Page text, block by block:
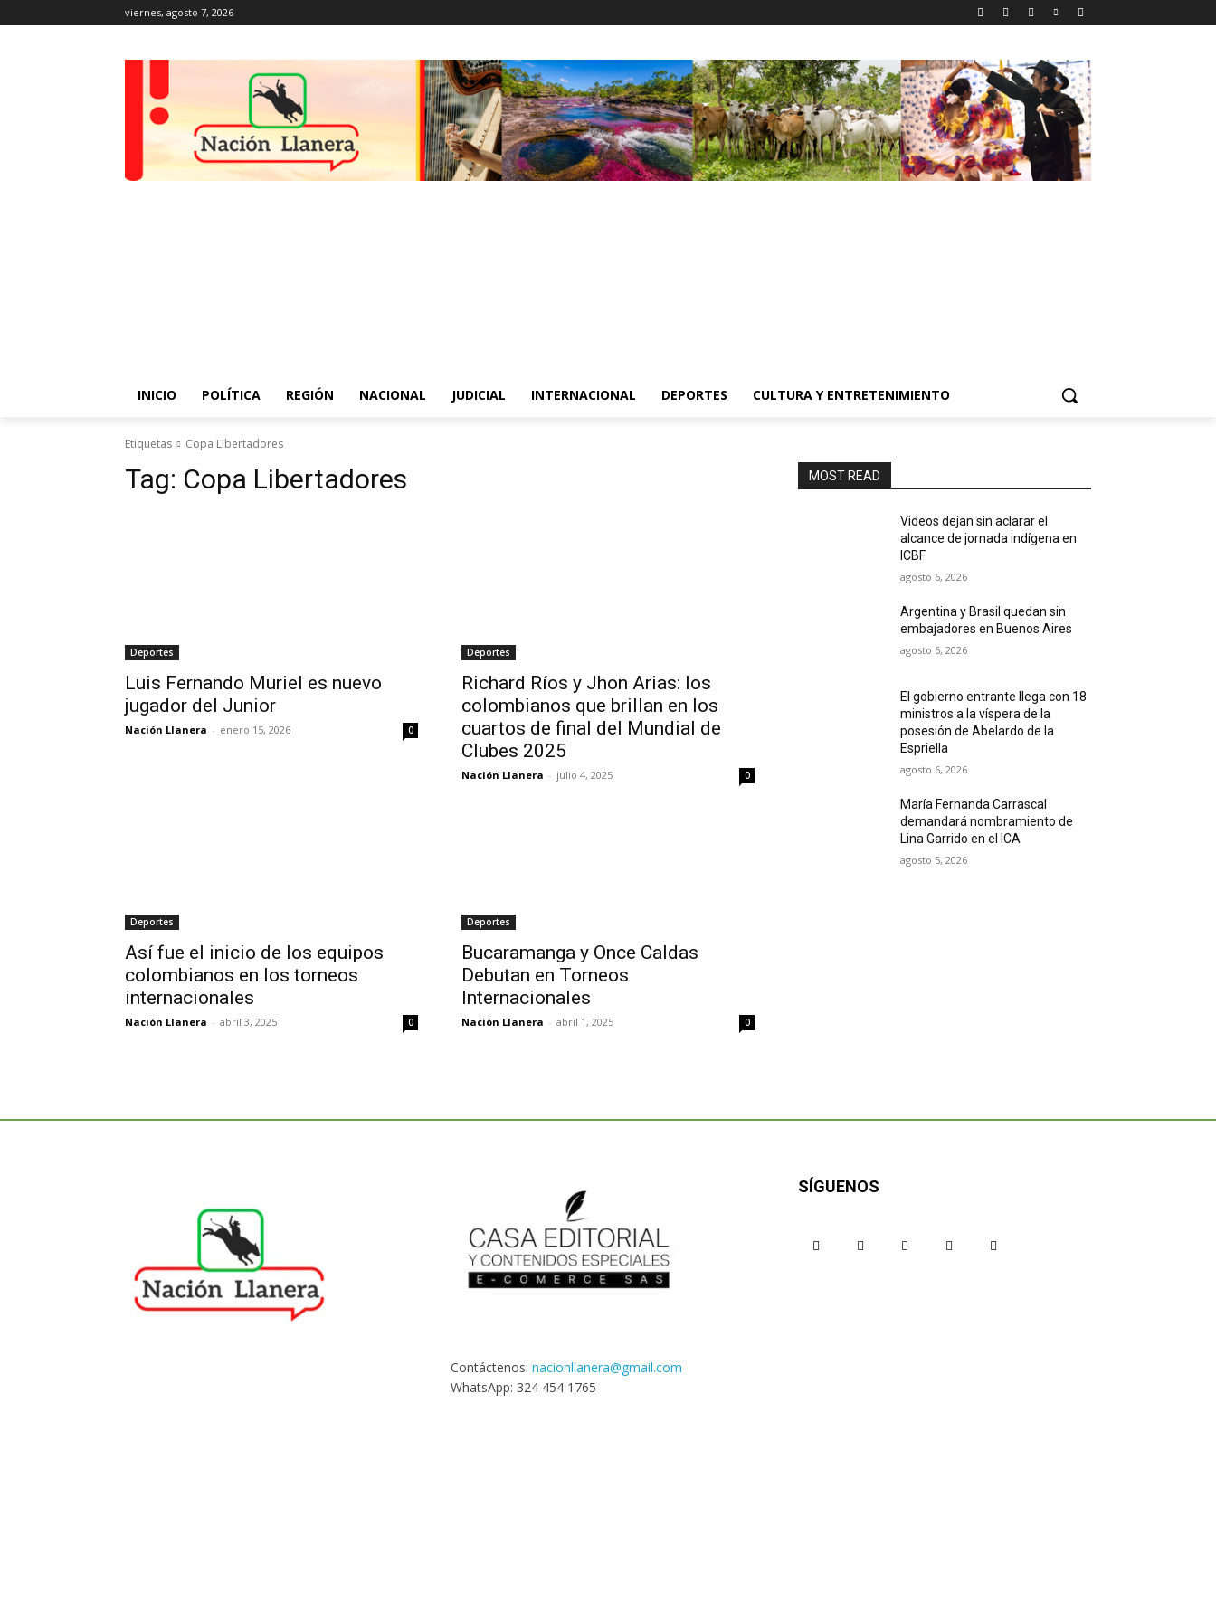
viernes, agosto 7, 2026
INICIO POLÍTICA REGIÓN NACIONAL JUDICIAL INTERNACIONAL DEPORTES CULTURA Y ENTRETENIMIENTO
Etiquetas Copa Libertadores
Tag: Copa Libertadores
Deportes
Luis Fernando Muriel es nuevo
jugador del Junior
Nación Llanera - enero 15, 2026 0
Deportes
Richard Ríos y Jhon Arias: los
colombianos que brillan en los
cuartos de final del Mundial de
Clubes 2025
Nación Llanera - julio 4, 2025 0
Deportes
Así fue el inicio de los equipos
colombianos en los torneos
internacionales
Nación Llanera - abril 3, 2025 0
Deportes
Bucaramanga y Once Caldas
Debutan en Torneos
Internacionales
Nación Llanera - abril 1, 2025 0
MOST READ
Videos dejan sin aclarar el
alcance de jornada indígena en
ICBF
agosto 6, 2026
Argentina y Brasil quedan sin
embajadores en Buenos Aires
agosto 6, 2026
El gobierno entrante llega con 18
ministros a la víspera de la
posesión de Abelardo de la
Espriella
agosto 6, 2026
María Fernanda Carrascal
demandará nombramiento de
Lina Garrido en el ICA
agosto 5, 2026
Contáctenos: nacionllanera@gmail.com
WhatsApp: 324 454 1765
SÍGUENOS